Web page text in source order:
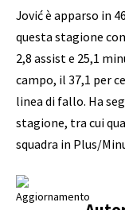
Jović è apparso in
questa stagione
2,8 assist e 25,1
campo, il 37,1 per
linea di fallo. Ha
stagione, tra cui
squadra in Plus/